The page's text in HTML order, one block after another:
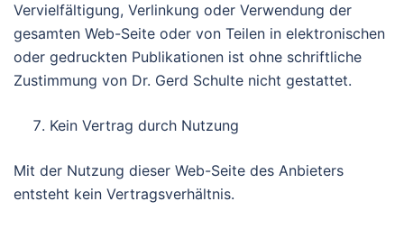
Vervielfältigung, Verlinkung oder Verwendung der
gesamten Web-Seite oder von Teilen in elektronischen
oder gedruckten Publikationen ist ohne schriftliche
Zustimmung von Dr. Gerd Schulte nicht gestattet.
Kein Vertrag durch Nutzung
Mit der Nutzung dieser Web-Seite des Anbieters
entsteht kein Vertragsverhältnis.